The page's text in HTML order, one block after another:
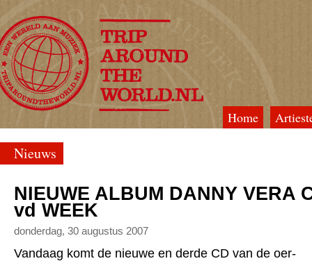
Home
Nieuws
NIEUWE ALBUM DANNY VERA
vd WEEK
donderdag, 30 augustus 2007
Vandaag komt de nieuwe en derde CD van de oer-